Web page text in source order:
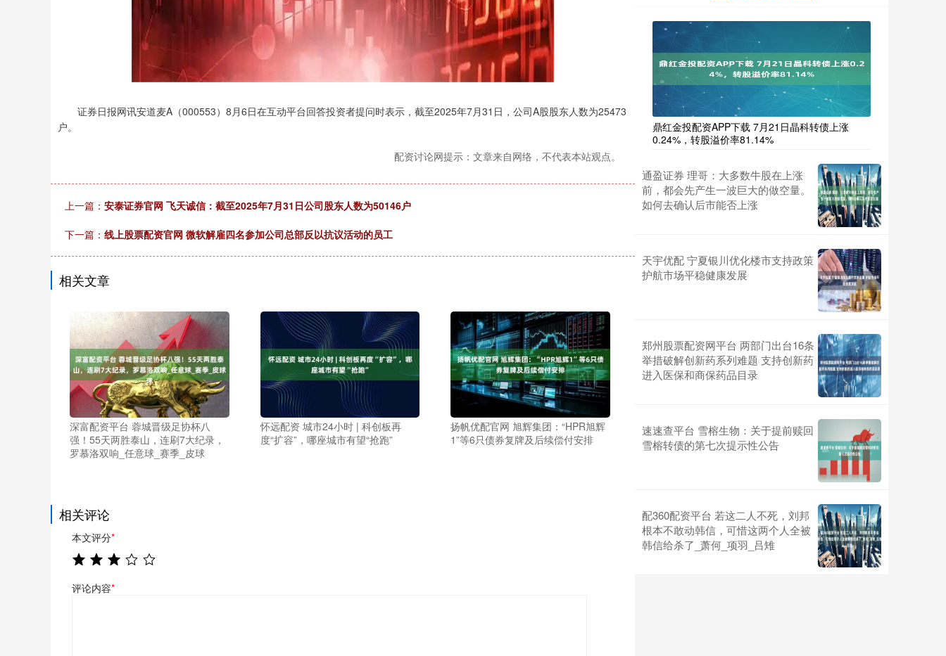
证券日报网讯安道麦A（000553）8月6日在互动平台回答投资者提问时表示，截至2025年7月31日，公司A股股东人数为25473
户。
配资讨论网提示：文章来自网络，不代表本站观点。
上一篇： 安泰证券官网 飞天诚信：截至2025年7月31日公司股东人数为50146户
下一篇： 线上股票配资官网 微软解雇四名参加公司总部反以抗议活动的员工
相关文章
深富配资平台 蓉城晋级足协杯八
强！55天两胜泰山，连刷7大纪录，
罗慕洛双响_任意球_赛季_皮球
怀远配资 城市24小时 | 科创板再
度“扩容”，哪座城市有望“抢跑”
扬帆优配官网 旭辉集团：“HPR旭辉
1”等6只债券复牌及后续偿付安排
相关评论
本文评分*
评论内容*
鼎红金投配资APP下载 7月21日晶科转债上涨
0.24%，转股溢价率81.14%
通盈证券 理哥：大多数牛股在上涨
前，都会先产生一波巨大的做空量。
如何去确认后市能否上涨
天宇优配 宁夏银川优化楼市支持政策
护航市场平稳健康发展
郑州股票配资网平台 两部门出台16条
举措破解创新药系列难题 支持创新药
进入医保和商保药品目录
速速查平台 雪榕生物：关于提前赎回
雪榕转债的第七次提示性公告
配360配资平台 若这二人不死，刘邦
根本不敢动韩信，可惜这两个人全被
韩信给杀了_萧何_项羽_吕雉